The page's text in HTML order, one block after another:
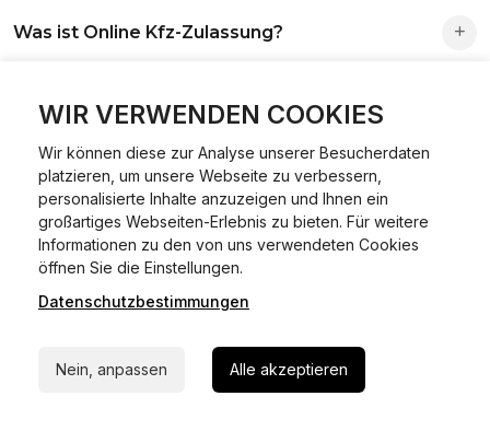
WIR VERWENDEN COOKIES
Wir können diese zur Analyse unserer Besucherdaten
platzieren, um unsere Webseite zu verbessern,
personalisierte Inhalte anzuzeigen und Ihnen ein
großartiges Webseiten-Erlebnis zu bieten. Für weitere
Informationen zu den von uns verwendeten Cookies
öffnen Sie die Einstellungen.
Datenschutzbestimmungen
Nein, anpassen Alle akzeptieren
Abmeldungen für Fahrzeuge mit Erstzulassung vor dem
Was ist Online Kfz-Zulassung?
ummelden oder abmelden kannst – inklusive Dateneingabe,
Dokumentprüfung und Bezahlung.
Welche Vorteile gibt es?
Zeitersparnis, flexible Durchführung, kein Besuch der
Behörde notwendig.
Welche Unterlagen werden benötigt?
Fahrzeugbrief, Fahrzeugschein, Ausweis oder Reisepass,
Versicherungsnachweis, falls erforderlich TÜV-Bericht.
Wie sicher ist das Verfahren?
Kann ich mein Fahrzeug online ummelden oder
abmelden?